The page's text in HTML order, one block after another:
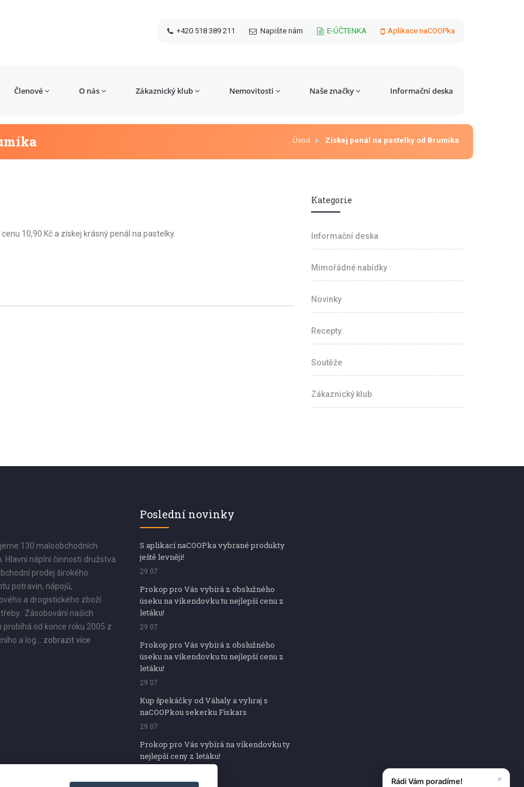
+420 518 389 211 Napište nám E-ÚČTENKA Aplikace naCOOPka
Členové O nás Zákaznický klub Nemovitosti Naše značky Informační deska
Úvod Získej penál na pastelky od Brumíka
10,90 Kč a získej krásný penál na pastelky.
Kategorie
Informační deska
Mimořádné nabídky
Novinky
Recepty
Soutěže
Zákaznický klub
130 maloobchodních
Hlavní náplní činnosti družstva
prodej širokého
potravin, nápojů,
a drogistického zboží
Zásobování našich
probíhá od konce roku 2005 z
a log... zobrazit více
Poslední novinky
S aplikací naCOOPka vybrané produkty
ještě levněji!
29.07
Prokop pro Vás vybírá z obslužného
úseku na víkendovku tu nejlepší cenu z
letáku!
29.07
Prokop pro Vás vybírá z obslužného
úseku na víkendovku tu nejlepší cenu z
letáku!
29.07
Kup špekáčky od Váhaly a vyhraj s
naCOOPkou sekerku Fiskars
29.07
Prokop pro Vás vybírá na víkendovku ty
nejlepší ceny z letáku!